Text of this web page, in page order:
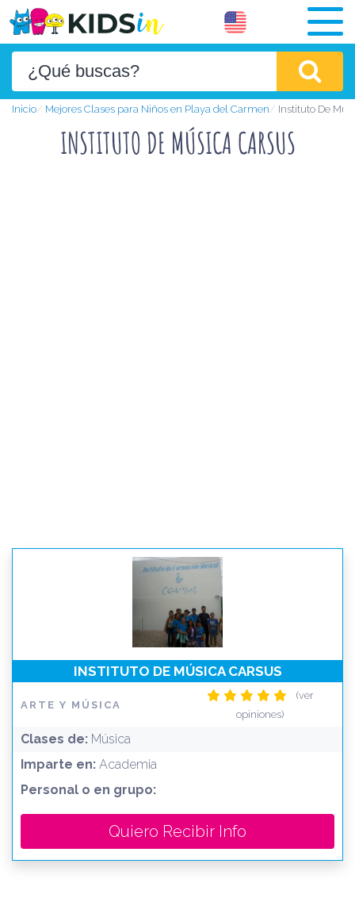
Inicio Mejores Clases para Niños en Playa del Carmen Instituto De
INSTITUTO DE MÚSICA CARSUS
INSTITUTO DE MÚSICA CARSUS
ARTE Y MÚSICA
(ver
opiniones)
Clases de: Música
Imparte en: Academia
Personal o en grupo:
Quiero Recibir Info